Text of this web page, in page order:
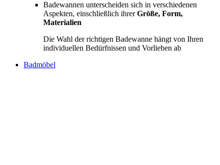
Badewannen unterscheiden sich in verschiedenen
Aspekten, einschließlich ihrerGröße, Form,
Materialien
Die Wahl der richtigen Badewanne hängt von Ihren
individuellen Bedürfnissen und Vorlieben ab
Badmöbel